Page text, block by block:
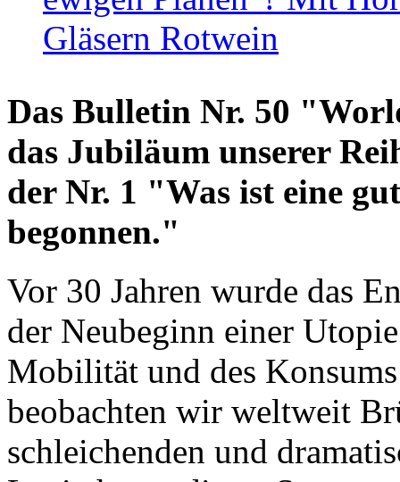
Gläsern Rotwein
Das Bulletin Nr. 50
das Jubiläum unserer
der Nr. 1 "Was ist eine
begonnen."
Vor 30 Jahren wurde das
der Neubeginn einer
Mobilität und des
beobachten wir weltweit
schleichenden und